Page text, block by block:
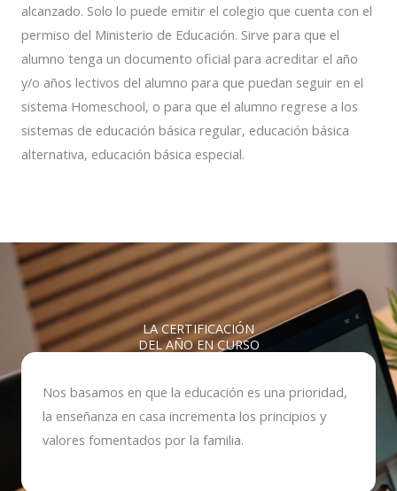
alcanzado. Solo lo puede emitir el colegio que cuenta con el
permiso del Ministerio de Educación. Sirve para que el
alumno tenga un documento oficial para acreditar el año
y/o años lectivos del alumno para que puedan seguir en el
sistema Homeschool, o para que el alumno regrese a los
sistemas de educación básica regular, educación básica
alternativa, educación básica especial.
LA CERTIFICACIÓN
DEL AÑO EN CURSO
Nos basamos en que la educación es una prioridad,
la enseñanza en casa incrementa los principios y
valores fomentados por la familia.